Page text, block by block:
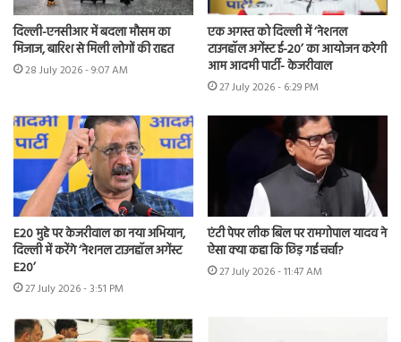
दिल्ली-एनसीआर में बदला मौसम का
मिजाज, बारिश से मिली लोगों की राहत
28 July 2026 - 9:07 AM
एक अगस्त को दिल्ली में ‘नेशनल
टाउनहॉल अगेंस्ट ई-20’ का आयोजन करेगी
आम आदमी पार्टी- केजरीवाल
27 July 2026 - 6:29 PM
E20 मुद्दे पर केजरीवाल का नया अभियान,
दिल्ली में करेंगे ‘नेशनल टाउनहॉल अगेंस्ट
E20’
27 July 2026 - 3:51 PM
एंटी पेपर लीक बिल पर रामगोपाल यादव ने
ऐसा क्या कहा कि छिड़ गई चर्चा?
27 July 2026 - 11:47 AM